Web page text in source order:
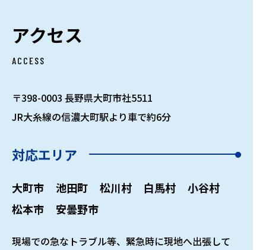
アクセス
ACCESS
〒398-0003 長野県大町市社5511
JR大糸線の信濃大町駅より車で約6分
対応エリア
大町市 池田町 松川村 白馬村
小谷村
松本市
安曇野市
現場での急なトラブル等、緊急時に現地へ出張して